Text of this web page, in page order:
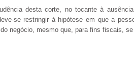
desta corte, no tocante à
se restringir à hipótese em que a
negócio, mesmo que, para fins fiscais,